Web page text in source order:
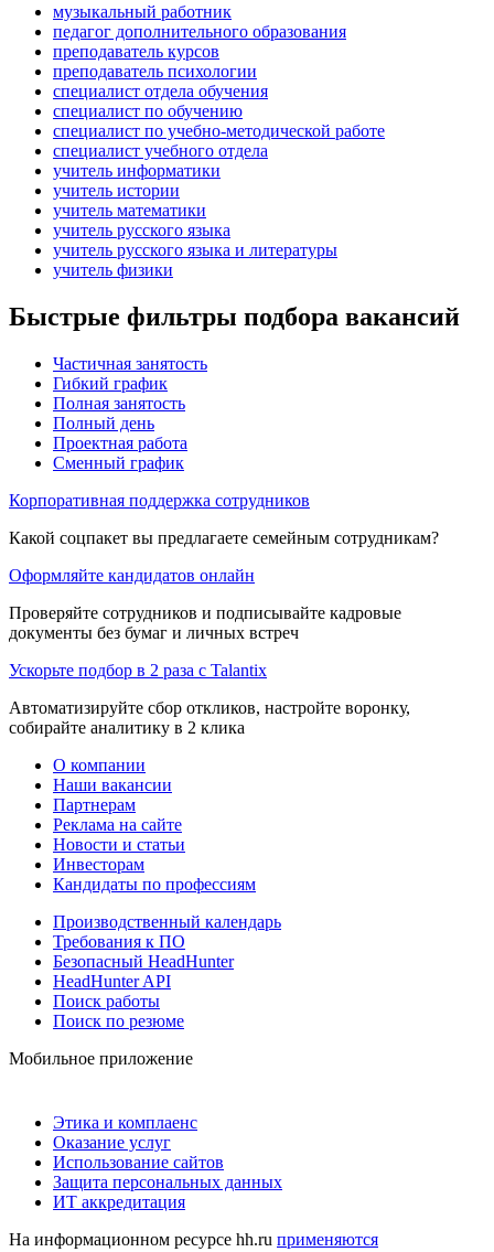
музыкальный работник
педагог дополнительного образования
преподаватель курсов
преподаватель психологии
специалист отдела обучения
специалист по обучению
специалист по учебно-методической работе
специалист учебного отдела
учитель информатики
учитель истории
учитель математики
учитель русского языка
учитель русского языка и литературы
учитель физики
Быстрые фильтры подбора вакансий
Частичная занятость
Гибкий график
Полная занятость
Полный день
Проектная работа
Сменный график
Корпоративная поддержка сотрудников
Какой соцпакет вы предлагаете семейным сотрудникам?
Оформляйте кандидатов онлайн
Проверяйте сотрудников и подписывайте кадровые
документы без бумаг и личных встреч
Ускорьте подбор в 2 раза с Talantix
Автоматизируйте сбор откликов, настройте воронку,
собирайте аналитику в 2 клика
О компании
Наши вакансии
Партнерам
Реклама на сайте
Новости и статьи
Инвесторам
Кандидаты по профессиям
Производственный календарь
Требования к ПО
Безопасный HeadHunter
HeadHunter API
Поиск работы
Поиск по резюме
Мобильное приложение
Этика и комплаенс
Оказание услуг
Использование сайтов
Защита персональных данных
ИТ аккредитация
На информационном ресурсе hh.ru применяются